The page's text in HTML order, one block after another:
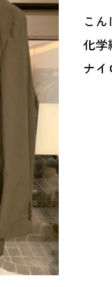
こ
化学
ナ